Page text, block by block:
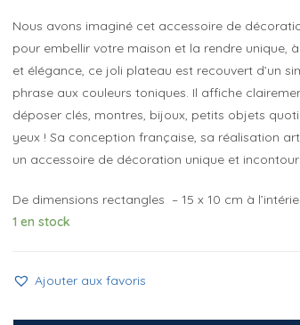
Nous avons imaginé cet accessoire de
pour embellir votre maison et la rendre unique,
et élégance, ce joli plateau est recouvert d’un
phrase aux couleurs toniques. Il affiche
déposer clés, montres, bijoux, petits objets
yeux ! Sa conception française, sa réalisation
un accessoire de décoration unique et
De dimensions rectangles – 15 x 10 cm à
1 en stock
Ajouter aux favoris